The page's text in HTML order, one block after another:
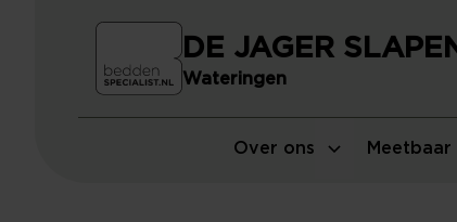
Over ons
DE JAGER
Wateringen